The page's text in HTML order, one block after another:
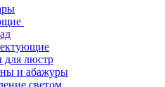
люстр
и абажуры
светом